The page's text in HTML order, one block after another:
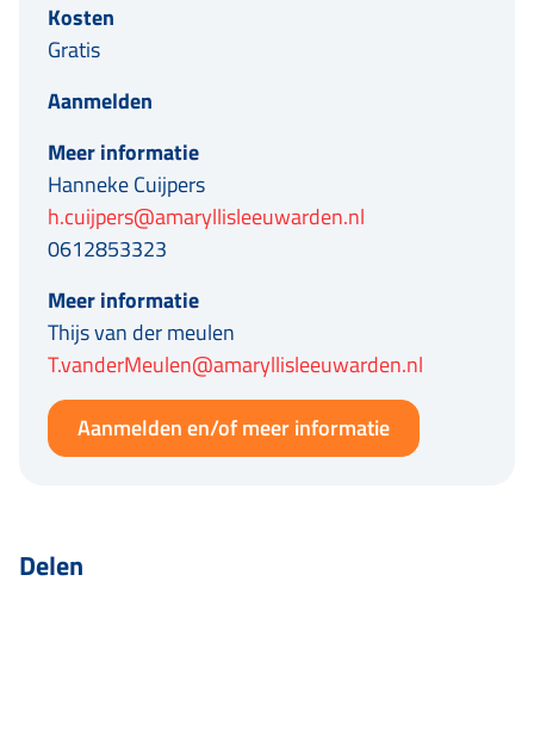
Kosten
Gratis
Aanmelden
Meer informatie
Hanneke Cuijpers
h.cuijpers@amaryllisleeuwarden.nl
0612853323
Meer informatie
Thijs van der meulen
T.vanderMeulen@amaryllisleeuwarden.nl
Aanmelden en/of meer informatie
Delen